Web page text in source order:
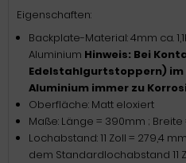
Eigenschaften:
Backplate-Material: 4mm ca.
Aluminium Hinweis: Bei
Edelstahlgurtstoppern) im
Aluminium immer zu
Oberfläche: Matt eloxiert
Maße: Länge = 390mm ; Breite
Lochabstand: 11 Zoll = 279,4
dem Standardlochabstand 11